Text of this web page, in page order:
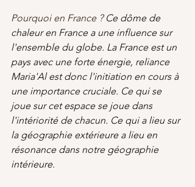
Pourquoi en France ? Ce dôme de
chaleur en France a une influence sur
l'ensemble du globe. La France est un
pays avec une forte énergie, reliance
Maria'Al est donc l'initiation en cours à
une importance cruciale. Ce qui se
joue sur cet espace se joue dans
l'intériorité de chacun. Ce qui a lieu sur
la géographie extérieure a lieu en
résonance dans notre géographie
intérieure.